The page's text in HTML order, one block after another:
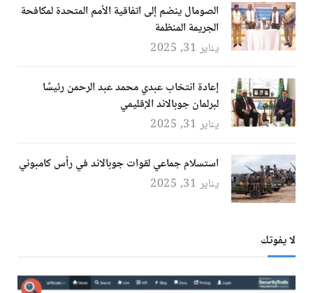
الصومال ينضم إلى اتفاقية الأمم المتحدة لمكافحة
الجريمة المنظمة
يناير 31, 2025
إعادة انتخاب عبدي محمد عبد الرحمن رئيسًا
لبرلمان جوبالاند الإقليمي
يناير 31, 2025
استسلام جماعي لقوات جوبالاند في رأس كامبوني
يناير 31, 2025
لا يفوتك